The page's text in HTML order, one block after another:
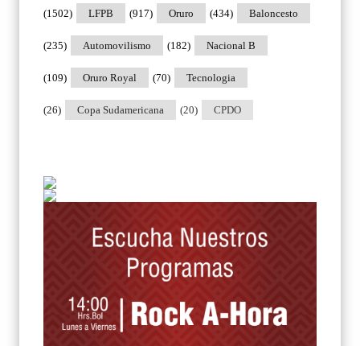
LFPB
(1502) Oruro
(917) Baloncesto
(434)
Automovilismo
(235) Nacional B
(182)
Oruro Royal
(109) Tecnologia
(70)
Copa Sudamericana
(26) CPDO
(20)